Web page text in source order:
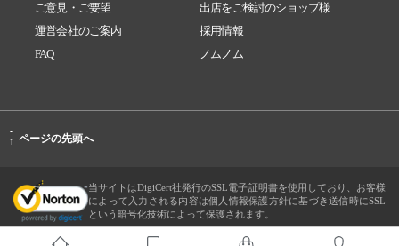
ご意見・ご要望
出店をご検討のショップ様
運営会社のご案内
採用情報
FAQ
ノムノム
-
↑ ページの先頭へ
当サイトはDigiCert社発行のSSL電子証明書を使用しており、お客様
によって入力される内容は個人情報保護方針に基づき送信時にSSL
という暗号化技術によって保護されます。